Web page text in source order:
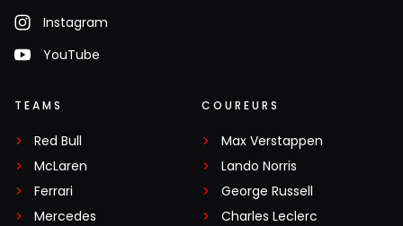
Instagram
YouTube
TEAMS
Red Bull
McLaren
Ferrari
Mercedes
COUREURS
Max Verstappen
Lando Norris
George Russell
Charles Leclerc